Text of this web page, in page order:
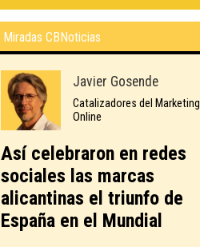
Miradas CBNoticias
Javier Gosende
Catalizadores del Marketing
Online
Así celebraron en redes
sociales las marcas
alicantinas el triunfo de
España en el Mundial